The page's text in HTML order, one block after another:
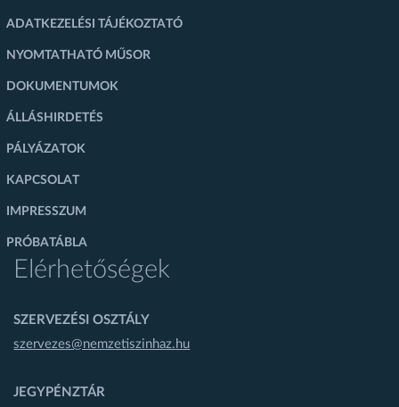
ADATKEZELÉSI TÁJÉKOZTATÓ
NYOMTATHATÓ MŰSOR
DOKUMENTUMOK
ÁLLÁSHIRDETÉS
PÁLYÁZATOK
KAPCSOLAT
IMPRESSZUM
PRÓBATÁBLA
Elérhetőségek
SZERVEZÉSI OSZTÁLY
szervezes@nemzetiszinhaz.hu
JEGYPÉNZTÁR